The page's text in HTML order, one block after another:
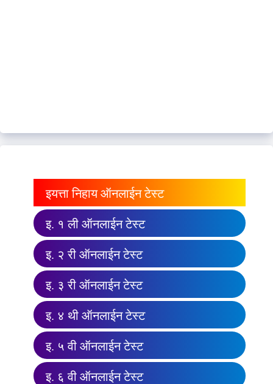
इयत्ता निहाय ऑनलाईन टेस्ट
इ. १ ली ऑनलाईन टेस्ट
इ. २ री ऑनलाईन टेस्ट
इ. ३ री ऑनलाईन टेस्ट
इ. ४ थी ऑनलाईन टेस्ट
इ. ५ वी ऑनलाईन टेस्ट
इ. ६ वी ऑनलाईन टेस्ट